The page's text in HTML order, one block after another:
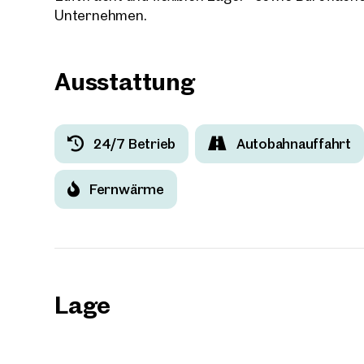
Unternehmen.
Ausstattung
24/7 Betrieb Autobahnauffahrt
Fernwärme
Lage